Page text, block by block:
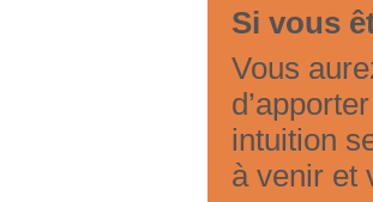
Si vous
Vous
intuition
à venir et